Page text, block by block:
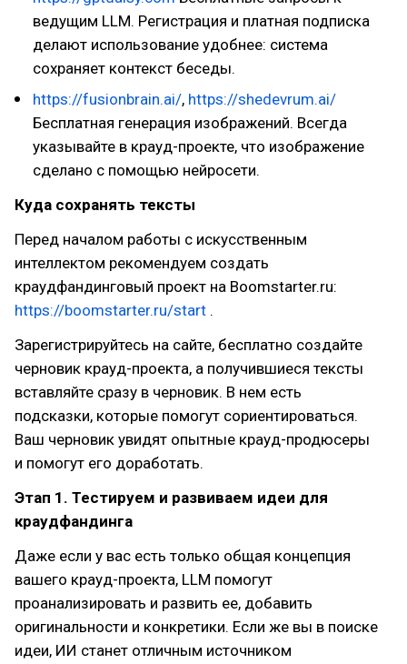
ведущим LLM. Регистрация и платная подписка
делают использование удобнее: система
сохраняет контекст беседы.
https://fusionbrain.ai/, https://shedevrum.ai/
Бесплатная генерация изображений. Всегда
указывайте в крауд-проекте, что изображение
сделано с помощью нейросети.
Куда сохранять тексты
Перед началом работы с искусственным
интеллектом рекомендуем создать
краудфандинговый проект на Boomstarter.ru:
https://boomstarter.ru/start .
Зарегистрируйтесь на сайте, бесплатно создайте
черновик крауд-проекта, а получившиеся тексты
вставляйте сразу в черновик. В нем есть
подсказки, которые помогут сориентироваться.
Ваш черновик увидят опытные крауд-продюсеры
и помогут его доработать.
Этап 1. Тестируем и развиваем идеи для
краудфандинга
Даже если у вас есть только общая концепция
вашего крауд-проекта, LLM помогут
проанализировать и развить ее, добавить
оригинальности и конкретики. Если же вы в поиске
идеи, ИИ станет отличным источником